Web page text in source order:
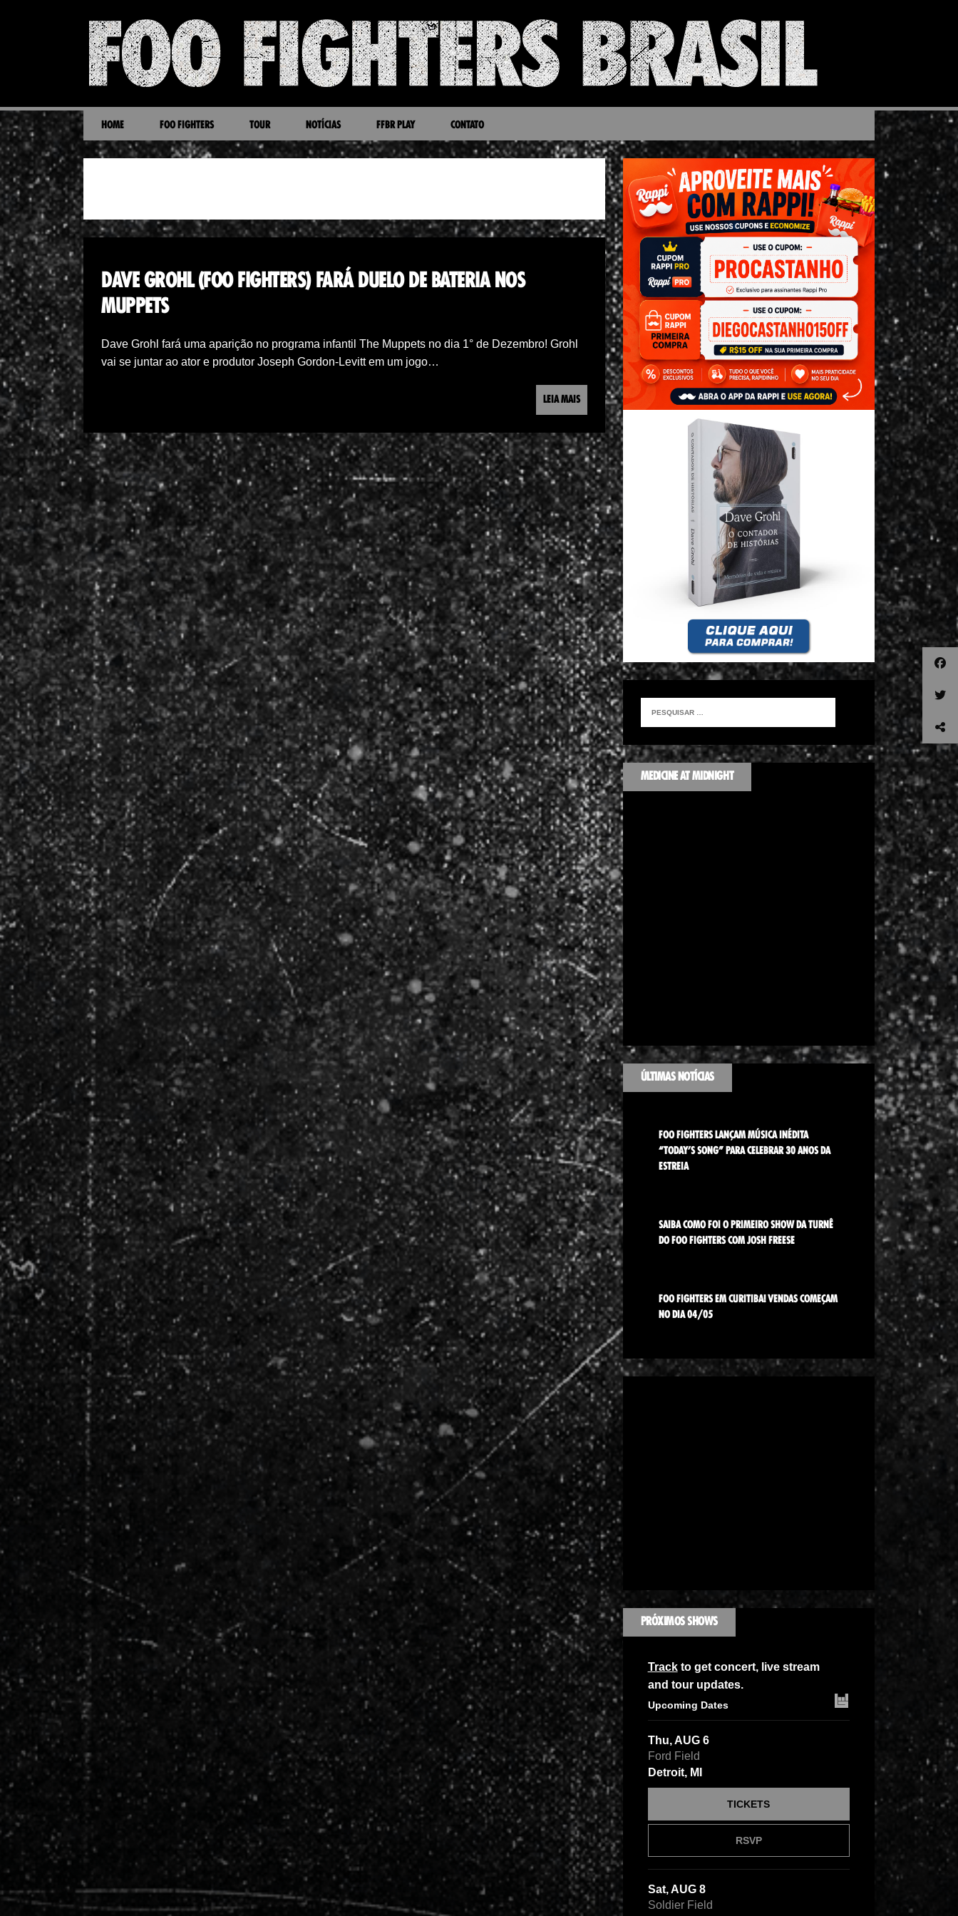
HOME FOO FIGHTERS TOUR NOTÍCIAS FFBR PLAY CONTATO
DAVE GROHL (FOO FIGHTERS) FARÁ DUELO DE BATERIA NOS
MUPPETS
Dave Grohl fará uma aparição no programa infantil The Muppets no dia 1° de Dezembro! Grohl
vai se juntar ao ator e produtor Joseph Gordon-Levitt em um jogo…
LEIA MAIS
MEDICINE AT MIDNIGHT
ÚLTIMAS NOTÍCIAS
FOO FIGHTERS LANÇAM MÚSICA INÉDITA
“TODAY’S SONG” PARA CELEBRAR 30 ANOS DA
ESTREIA
SAIBA COMO FOI O PRIMEIRO SHOW DA TURNÊ
DO FOO FIGHTERS COM JOSH FREESE
FOO FIGHTERS EM CURITIBA! VENDAS COMEÇAM
NO DIA 04/05
PRÓXIMOS SHOWS
Trackto get concert, live stream
and tour updates.
Upcoming Dates
Thu, AUG 6
Ford Field
Detroit, MI
RSVP
TICKETS
Sat, AUG 8
Soldier Field